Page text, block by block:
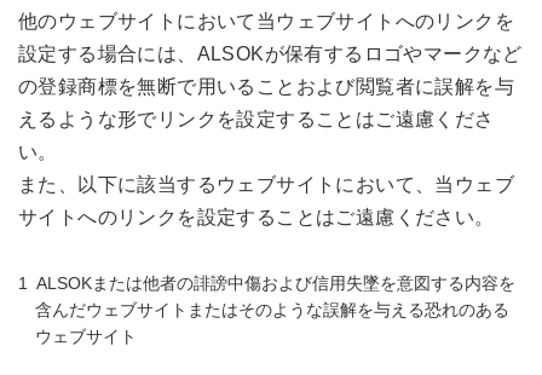
他のウェブサイトにおいて当ウェブサイトへのリンクを
設定する場合には、ALSOKが保有するロゴやマークなど
の登録商標を無断で用いることおよび閲覧者に誤解を与
えるような形でリンクを設定することはご遠慮くださ
い。
また、以下に該当するウェブサイトにおいて、当ウェブ
サイトへのリンクを設定することはご遠慮ください。
ALSOKまたは他者の誹謗中傷および信用失墜を意図する内容を
含んだウェブサイトまたはそのような誤解を与える恐れのある
ウェブサイト